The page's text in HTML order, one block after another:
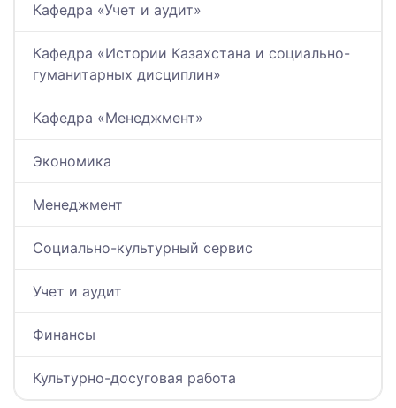
Кафедра «Учет и аудит»
Кафедра «Истории Казахстана и социально-
гуманитарных дисциплин»
Кафедра «Менеджмент»
Экономика
Менеджмент
Социально-культурный сервис
Учет и аудит
Финансы
Культурно-досуговая работа